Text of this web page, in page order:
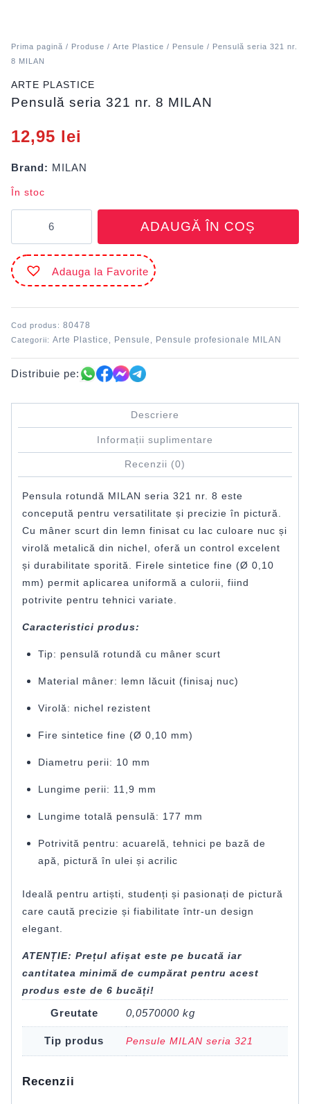
Prima pagină / Produse / Arte Plastice / Pensule / Pensulă seria 321 nr.
8 MILAN
ARTE PLASTICE
Pensulă seria 321 nr. 8 MILAN
12,95 lei
Brand: MILAN
În stoc
Pensulă
seria
321
nr.
ADAUGĂ ÎN COȘ
Adauga la Favorite
Cod produs: 80478
Categorii: Arte Plastice Pensule Pensule profesionale MILAN
Distribuie pe:
Descriere
Informații suplimentare
Recenzii (0)
Pensula rotundă MILAN seria 321 nr. 8 este
concepută pentru versatilitate și precizie în pictură.
Cu mâner scurt din lemn finisat cu lac culoare nuc și
virolă metalică din nichel, oferă un control excelent
și durabilitate sporită. Firele sintetice fine (Ø 0,10
mm) permit aplicarea uniformă a culorii, fiind
potrivite pentru tehnici variate.
Caracteristici produs:
Tip: pensulă rotundă cu mâner scurt
Material mâner: lemn lăcuit (finisaj nuc)
Virolă: nichel rezistent
Fire sintetice fine (Ø 0,10 mm)
Diametru perii: 10 mm
Lungime perii: 11,9 mm
Lungime totală pensulă: 177 mm
Potrivită pentru: acuarelă, tehnici pe bază de
apă, pictură în ulei și acrilic
Ideală pentru artiști, studenți și pasionați de pictură
care caută precizie și fiabilitate într-un design
elegant.
ATENȚIE: Prețul afișat este pe bucată iar
cantitatea minimă de cumpărat pentru acest
produs este de 6 bucăți!
Greutate 0,0570000 kg
Tip produs Pensule MILAN seria 321
Recenzii